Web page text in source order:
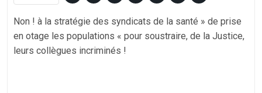
Non ! à la stratégie des syndicats de la santé » de prise
en otage les populations « pour soustraire, de la Justice,
leurs collègues incriminés !